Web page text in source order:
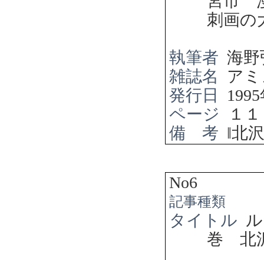
刺画の
執筆者 海野
雑誌名
ア
発行日
1995
ページ
１
備 考 ‖北
No6
記事種類
タイトル
巻 北